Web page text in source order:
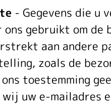
- Gegevens die u
gebruikt om
aan
zoals de
toestemming
uw e-mailadres